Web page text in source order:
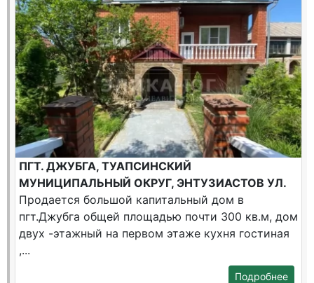
ПГТ. ДЖУБГА, ТУАПСИНСКИЙ
МУНИЦИПАЛЬНЫЙ ОКРУГ, ЭНТУЗИАСТОВ УЛ.
Продается большой капитальный дом в
пгт.Джубга общей площадью почти 300 кв.м, дом
двух -этажный на первом этаже кухня гостиная
,...
Подробнее